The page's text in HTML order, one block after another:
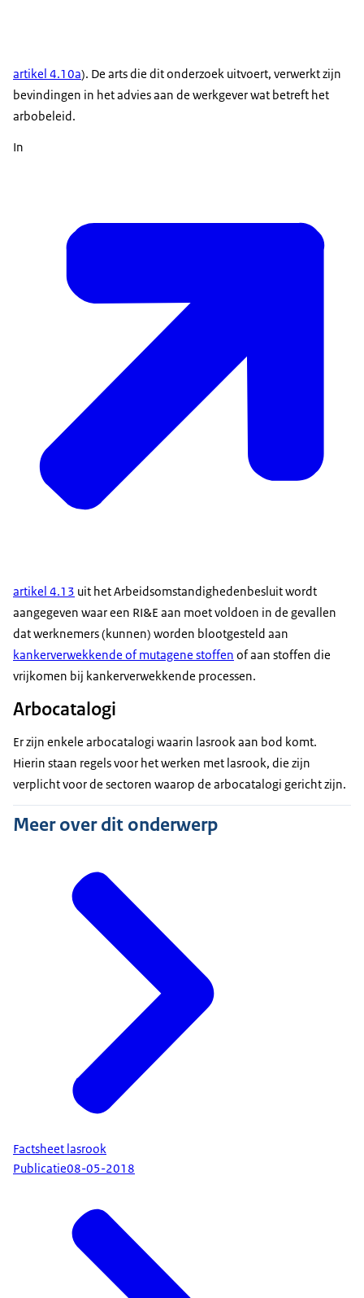
artikel 4.10a). De arts die dit onderzoek uitvoert, verwerkt zijn
bevindingen in het advies aan de werkgever wat betreft het
arbobeleid.
In
artikel 4.13 uit het Arbeidsomstandighedenbesluit wordt
aangegeven waar een RI&E aan moet voldoen in de gevallen
dat werknemers (kunnen) worden blootgesteld aan
kankerverwekkende of mutagene stoffen of aan stoffen die
vrijkomen bij kankerverwekkende processen.
Arbocatalogi
Er zijn enkele arbocatalogi waarin lasrook aan bod komt.
Hierin staan regels voor het werken met lasrook, die zijn
verplicht voor de sectoren waarop de arbocatalogi gericht zijn.
Meer over dit onderwerp
Factsheet lasrook
Publicatie08-05-2018